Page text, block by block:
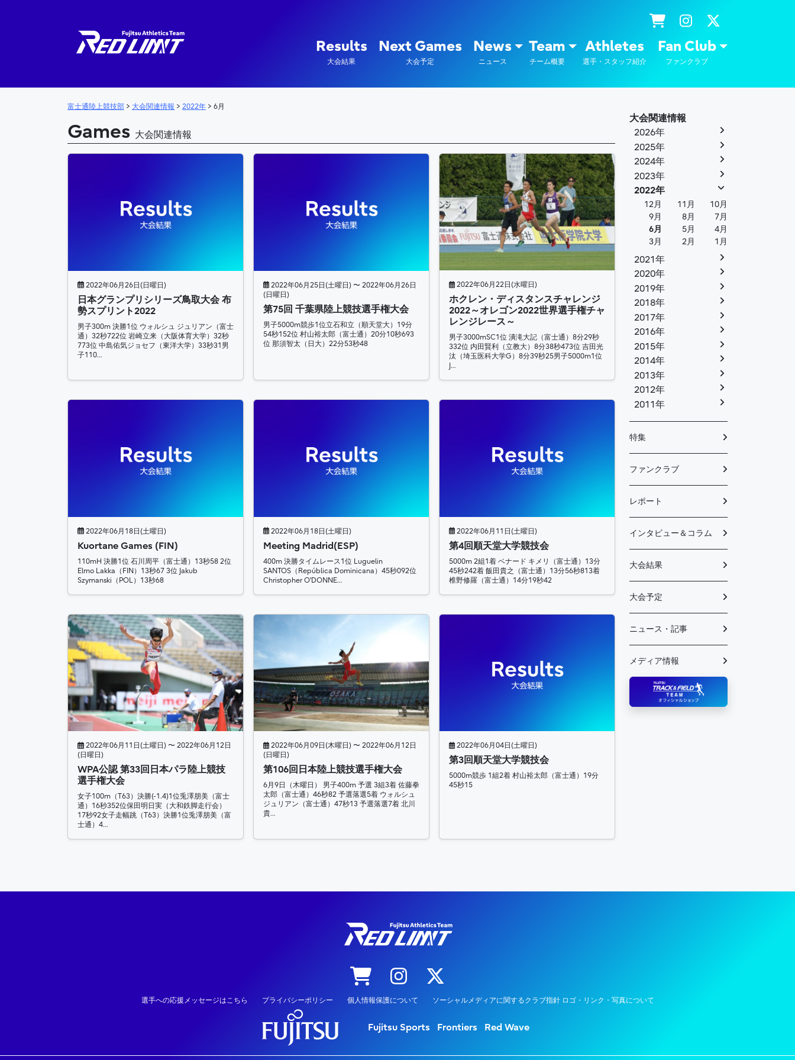
メインナビゲーション
Results
大会結果
Next Games
大会予定
News
ニュース
Team
チーム概要
Athletes
選手・スタッフ紹介
Fan Club
ファンクラブ
富士通陸上競技部 > 大会関連情報 > 2022年 > 6月
Games 大会関連情報
2022年06月26日(日曜日)
日本グランプリシリーズ鳥取大会 布
勢スプリント2022
男子300m 決勝1位 ウォルシュ ジュリアン（富士
通）32秒722位 岩崎立来（大阪体育大学）32秒
773位 中島佑気ジョセフ（東洋大学）33秒31男
子110…
2022年06月25日(土曜日) 〜 2022年06月26日
(日曜日)
第75回 千葉県陸上競技選手権大会
男子5000m競歩1位立石和立（順天堂大）19分
54秒152位 村山裕太郎（富士通）20分10秒693
位 那須智太（日大）22分53秒48
2022年06月22日(水曜日)
ホクレン・ディスタンスチャレンジ
2022～オレゴン2022世界選手権チャ
レンジレース～
男子3000mSC1位 潰滝大記（富士通）8分29秒
332位 内田賢利（立教大）8分38秒473位 吉田光
汰（埼玉医科大学G）8分39秒25男子5000m1位
J…
2022年06月18日(土曜日)
Kuortane Games (FIN)
110mH 決勝1位 石川周平（富士通）13秒58 2位
Elmo Lakka（FIN）13秒67 3位 Jakub
Szymanski（POL）13秒68
2022年06月18日(土曜日)
Meeting Madrid(ESP)
400m 決勝タイムレース1位 Luguelin
SANTOS（República Dominicana）45秒092位
Christopher O'DONNE…
2022年06月11日(土曜日)
第4回順天堂大学競技会
5000m 2組1着 ベナード キメリ（富士通）13分
45秒242着 飯田貴之（富士通）13分56秒813着
椎野修羅（富士通）14分19秒42
2022年06月11日(土曜日) 〜 2022年06月12日
(日曜日)
WPA公認 第33回日本パラ陸上競技
選手権大会
女子100m（T63）決勝(-1.4)1位兎澤朋美（富士
通）16秒352位保田明日実（大和鉄脚走行会）
17秒92女子走幅跳（T63）決勝1位兎澤朋美（富
士通）4…
2022年06月09日(木曜日) 〜 2022年06月12日
(日曜日)
第106回日本陸上競技選手権大会
6月9日（木曜日） 男子400m 予選 3組3着 佐藤拳
太郎（富士通）46秒82 予選落選5着 ウォルシュ
ジュリアン（富士通）47秒13 予選落選7着 北川
貴…
2022年06月04日(土曜日)
第3回順天堂大学競技会
5000m競歩 1組2着 村山裕太郎（富士通）19分
45秒15
大会関連情報
2026年
2025年
2024年
2023年
2022年
12月 11月
10月
9月
8月
7月
6月
5月
4月
3月
2月 1月
2021年
2020年
2019年
2018年
2017年
2016年
2015年
2014年
2013年
2012年
2011年
特集
ファンクラブ
レポート
インタビュー＆コラム
大会結果
大会予定
ニュース・記事
メディア情報
選手への応援メッセージはこちら プライバシーポリシー 個人情報保護について ソーシャルメディアに関するクラブ指針 ロゴ・リンク・写真について
Fujitsu Sports Frontiers Red Wave